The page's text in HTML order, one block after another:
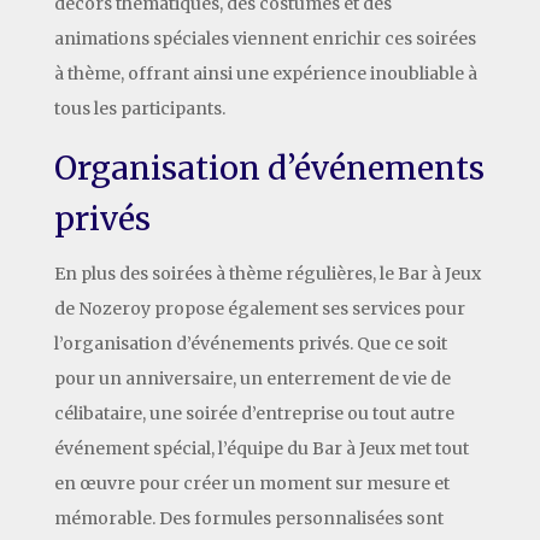
animations spéciales viennent enrichir ces soirées
à thème, offrant ainsi une expérience inoubliable à
tous les participants.
Organisation d’événements
privés
En plus des soirées à thème régulières, le Bar à Jeux
de Nozeroy propose également ses services pour
l’organisation d’événements privés. Que ce soit
pour un anniversaire, un enterrement de vie de
célibataire, une soirée d’entreprise ou tout autre
événement spécial, l’équipe du Bar à Jeux met tout
en œuvre pour créer un moment sur mesure et
mémorable. Des formules personnalisées sont